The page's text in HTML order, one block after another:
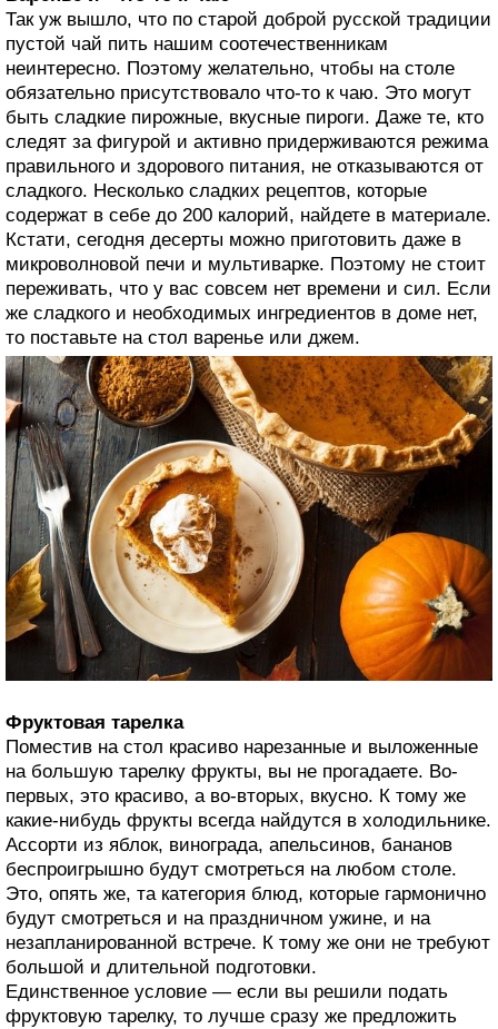
Так уж вышло, что по старой доброй русской традиции
пустой чай пить нашим соотечественникам
неинтересно. Поэтому желательно, чтобы на столе
обязательно присутствовало что-то к чаю. Это могут
быть сладкие пирожные, вкусные пироги. Даже те, кто
следят за фигурой и активно придерживаются режима
правильного и здорового питания, не отказываются от
сладкого. Несколько сладких рецептов, которые
содержат в себе до 200 калорий, найдете в материале.
Кстати, сегодня десерты можно приготовить даже в
микроволновой печи и мультиварке. Поэтому не стоит
переживать, что у вас совсем нет времени и сил. Если
же сладкого и необходимых ингредиентов в доме нет,
то поставьте на стол варенье или джем.
Фруктовая тарелка
Поместив на стол красиво нарезанные и выложенные
на большую тарелку фрукты, вы не прогадаете. Во-
первых, это красиво, а во-вторых, вкусно. К тому же
какие-нибудь фрукты всегда найдутся в холодильнике.
Ассорти из яблок, винограда, апельсинов, бананов
беспроигрышно будут смотреться на любом столе.
Это, опять же, та категория блюд, которые гармонично
будут смотреться и на праздничном ужине, и на
незапланированной встрече. К тому же они не требуют
большой и длительной подготовки.
Единственное условие — если вы решили подать
фруктовую тарелку, то лучше сразу же предложить